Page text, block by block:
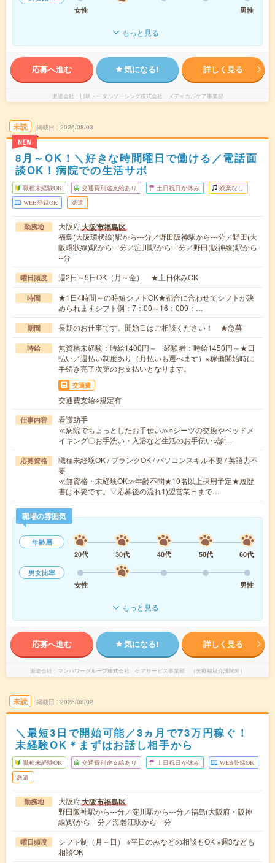
女性
男性
もっと見る
応募へ進む 気になる! 詳しく見る
派遣会社 日研トータルソーシング株式会社 メディカルケア事業部
未読
NEW
掲載日 2026/08/03
8月～OK！＼好きな時間曜日で働ける／電話面
談OK！病院での生活サポ
職種未経験OK 交通費別途支給あり 土日祝日が休み 残業なし
WEB登録OK 派遣
勤務地 大阪府大阪市福島区
福島(大阪環状線)駅から---分／野田阪神駅から---分／野田(大
阪環状線)駅から---分／淀川駅から---分／野田(阪神線)駅から-
--分
曜日頻度 週2日～5日OK（月～金） ★土日休みOK
時間
★1日4時間～の時短シフトOK★都合に合わせてシフトが決
められますシフト例：7：00～16：009：…
期間 長期のお仕事です。開始日はご相談ください！ ★急募
時給
無資格未経験：時給1400円～ 経験者：時給1450円～★日
払い／週払い制度あり（月払いも選べます）※稼働開始時は
手続き完了次第のお支払いとなります。
交通費
交通費支給※規定有
仕事内容
看護助手
≪病院でちょっとしたお手伝い≫○シーツの交換やベッドメ
イキング〇お手洗い・入浴など生活のお手伝い○診…
応募資格
職種未経験OK / ブランクOK / パソコンスキル不要 / 英語力不
要
≪無資格・未経験OK≫年齢不問★10名以上採用予定★履歴
書は不要です。▽応募後の流れ1)翌営業日まで…
職場の雰囲気
年齢層
20代
30代 40代 50代
60代
男女比率
女性
男性
もっと見る
応募へ進む 気になる! 詳しく見る
派遣会社 マンパワーグループ株式会社 ケアサービス事業部 （医療福祉介護関連）
未読 掲載日 2026/08/02
＼最短3日で開始可能／3ヵ月で73万円稼ぐ！
未経験OK＊まずはお話し相手から
職種未経験OK 交通費別途支給あり 土日祝日が休み WEB登録OK
派遣
勤務地 大阪府大阪市福島区
野田阪神駅から---分／淀川駅から---分／福島(大阪府・阪神
線)駅から---分／海老江駅から---分
曜日頻度
シフト制（月～日） ※平日のみなどの相談もOK ※週3なども
相談OK